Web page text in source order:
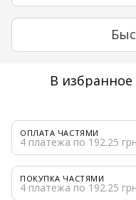
В избранное
ОПЛАТА ЧАСТЯМИ
4 платежа по 192.25 грн
ПОКУПКА ЧАСТЯМИ
4 платежа по 192.25 грн